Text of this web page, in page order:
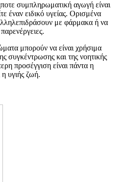
συμπληρωματική αγωγή είναι
έναν ειδικό υγείας. Ορισμένα
με φάρμακα ή να
μπορούν να είναι χρήσιμα
συγκέντρωσης και της νοητικής
προσέγγιση είναι πάντα η
υγιής ζωή.